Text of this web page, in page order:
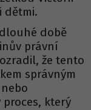
dětmi.
době
právní
že tento
správným
který